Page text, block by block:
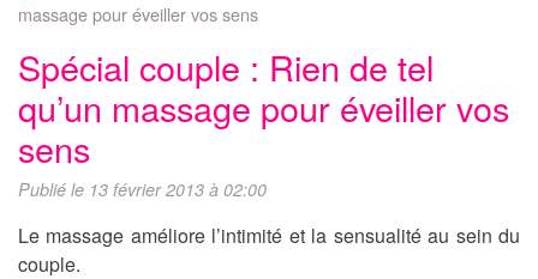
massage pour éveiller vos sens
Spécial couple : Rien de tel
qu’un massage pour éveiller vos
sens
Publié le 13 février 2013 à 02:00
Le massage améliore l’intimité et la sensualité au sein du
couple.